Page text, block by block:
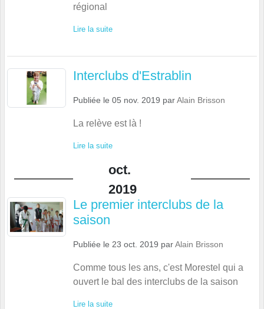
régional
Lire la suite
Interclubs d'Estrablin
Publiée le 05 nov. 2019 parAlain Brisson
La relève est là !
Lire la suite
oct.
2019
Le premier interclubs de la
saison
Publiée le 23 oct. 2019 parAlain Brisson
Comme tous les ans, c'est Morestel qui a
ouvert le bal des interclubs de la saison
Lire la suite